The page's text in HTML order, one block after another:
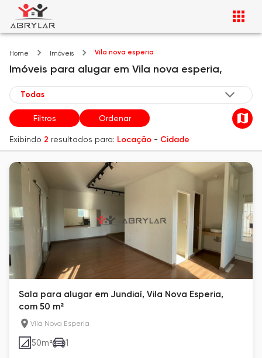
Home Imóveis Vila nova esperia
Imóveis para alugar em Vila nova esperia,
Filtros Ordenar
Exibindo 2 resultados para: Locação - Cidade
Sala para alugar em Jundiaí, Vila Nova Esperia,
com 50 m²
Vila Nova Esperia
50m² 1